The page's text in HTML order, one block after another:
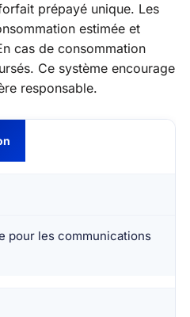
prépayé unique. Les
estimée et
cas de consommation
Ce système encourage
responsable.
pour les communications